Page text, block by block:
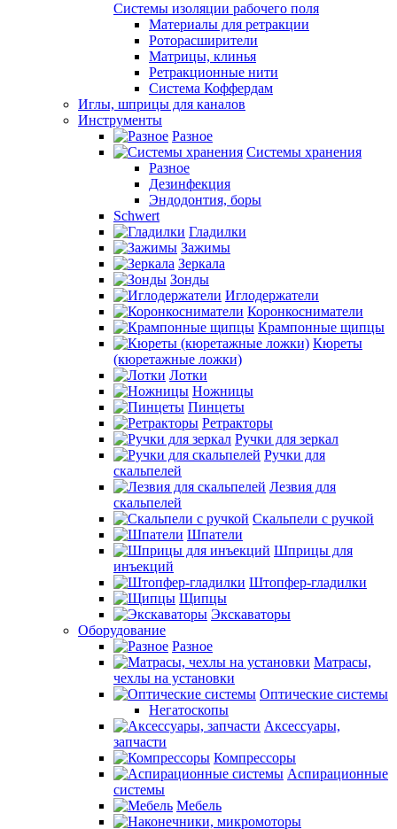
Системы изоляции рабочего поля
Материалы для ретракции
Роторасширители
Матрицы, клинья
Ретракционные нити
Система Коффердам
Иглы, шприцы для каналов
Инструменты
Разное
Системы хранения
Разное
Дезинфекция
Эндодонтия, боры
Schwert
Гладилки
Зажимы
Зеркала
Зонды
Иглодержатели
Коронкосниматели
Крампонные щипцы
Кюреты
(кюретажные ложки)
Лотки
Ножницы
Пинцеты
Ретракторы
Ручки для зеркал
Ручки для
скальпелей
Лезвия для
скальпелей
Скальпели с ручкой
Шпатели
Шприцы для
инъекций
Штопфер-гладилки
Щипцы
Экскаваторы
Оборудование
Разное
Матрасы,
чехлы на установки
Оптические системы
Негатоскопы
Аксессуары,
запчасти
Компрессоры
Аспирационные
системы
Мебель